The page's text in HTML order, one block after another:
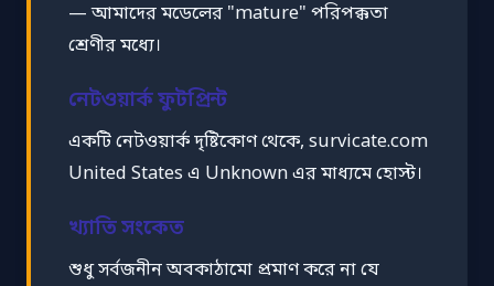
— আমাদের মডেলের "mature" পরিপক্কতা
শ্রেণীর মধ্যে।
নেটওয়ার্ক ফুটপ্রিন্ট
একটি নেটওয়ার্ক দৃষ্টিকোণ থেকে, survicate.com
United States এ Unknown এর মাধ্যমে হোস্ট।
খ্যাতি সংকেত
শুধু সর্বজনীন অবকাঠামো প্রমাণ করে না যে